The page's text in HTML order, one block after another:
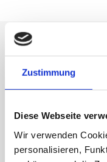
Zustimmung
Diese Webseite
Wir verwenden
personalisieren,